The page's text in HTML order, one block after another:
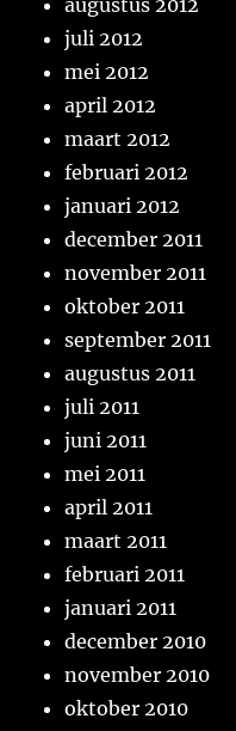
augustus 2012
juli 2012
mei 2012
april 2012
maart 2012
februari 2012
januari 2012
december 2011
november 2011
oktober 2011
september 2011
augustus 2011
juli 2011
juni 2011
mei 2011
april 2011
maart 2011
februari 2011
januari 2011
december 2010
november 2010
oktober 2010